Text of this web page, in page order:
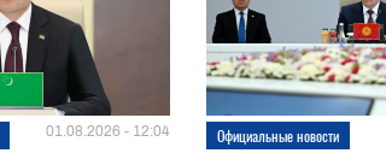
01.08.2026 - 12:04 Официальные новости